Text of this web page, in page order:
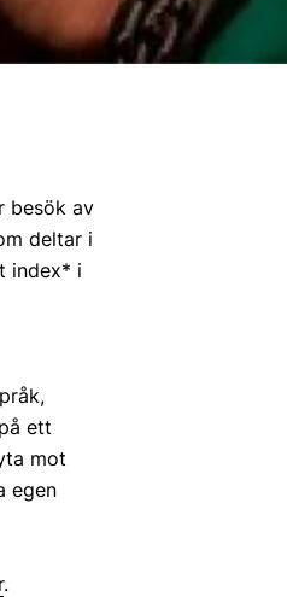
besök av
deltar i
index* i
ett
mot
egen
.